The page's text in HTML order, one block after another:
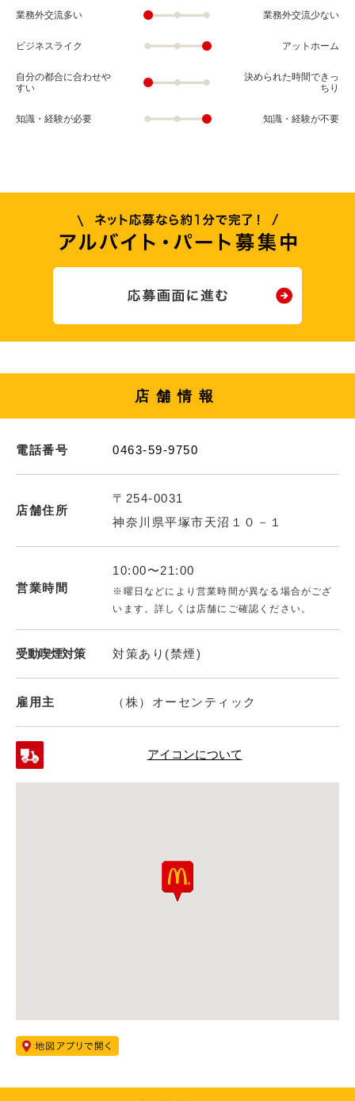
業務外交流多い 業務外交流少ない
ビジネスライク アットホーム
自分の都合に合わせや
すい
決められた時間できっ
ちり
知識・経験が必要 知識・経験が不要
店舗情報
電話番号 0463-59-9750
店舗住所
〒254-0031
神奈川県平塚市天沼１０－１
営業時間
10:00〜21:00
※曜日などにより営業時間が異なる場合がござ
います。詳しくは店舗にご確認ください。
受動喫煙対策 対策あり(禁煙)
雇用主 （株）オーセンティック
アイコンについて